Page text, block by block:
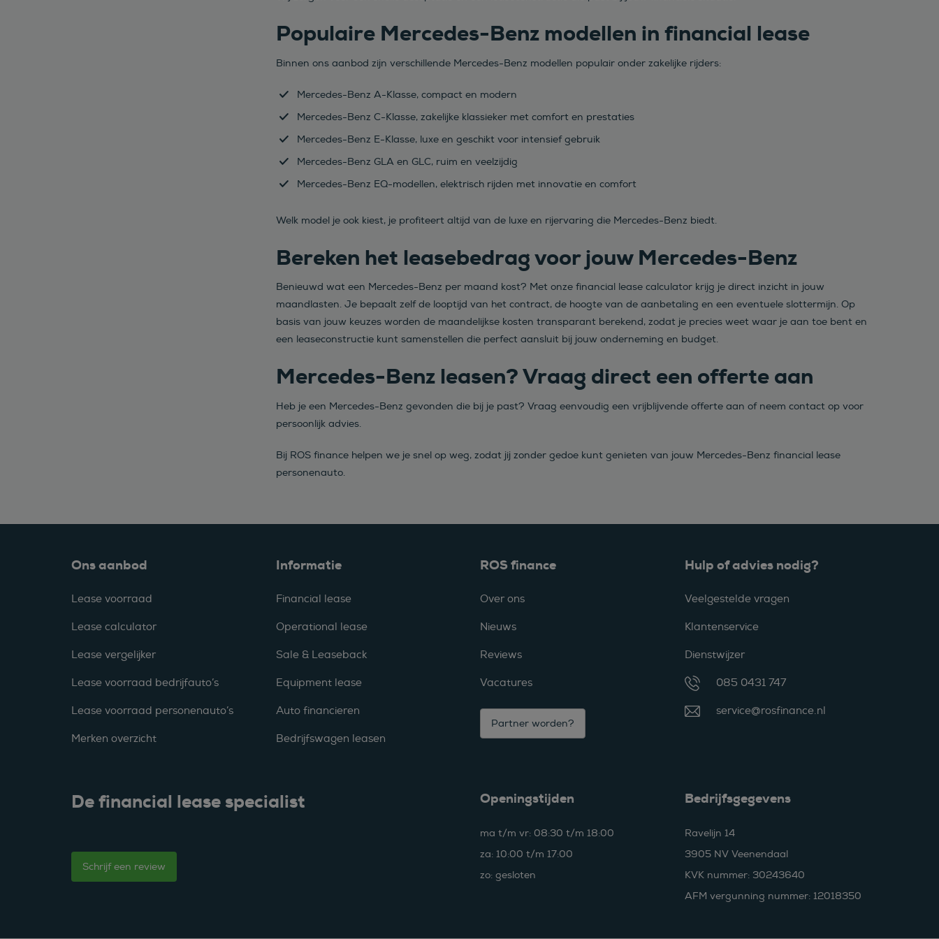
Populaire Mercedes-Benz modellen in financial lease
Binnen ons aanbod zijn verschillende Mercedes-Benz modellen populair onder zakelijke rijders:
Mercedes-Benz A-Klasse, compact en modern
Mercedes-Benz C-Klasse, zakelijke klassieker met comfort en prestaties
Mercedes-Benz E-Klasse, luxe en geschikt voor intensief gebruik
Mercedes-Benz GLA en GLC, ruim en veelzijdig
Mercedes-Benz EQ-modellen, elektrisch rijden met innovatie en comfort
Welk model je ook kiest, je profiteert altijd van de luxe en rijervaring die Mercedes-Benz biedt.
Bereken het leasebedrag voor jouw Mercedes-Benz
Benieuwd wat een Mercedes-Benz per maand kost? Met onze financial lease calculator krijg je direct inzicht in jouw
maandlasten. Je bepaalt zelf de looptijd van het contract, de hoogte van de aanbetaling en een eventuele slottermijn. Op
basis van jouw keuzes worden de maandelijkse kosten transparant berekend, zodat je precies weet waar je aan toe bent en
een leaseconstructie kunt samenstellen die perfect aansluit bij jouw onderneming en budget.
Mercedes-Benz leasen? Vraag direct een offerte aan
Heb je een Mercedes-Benz gevonden die bij je past? Vraag eenvoudig een vrijblijvende offerte aan of neem contact op voor
persoonlijk advies.
Bij ROS finance helpen we je snel op weg, zodat jij zonder gedoe kunt genieten van jouw Mercedes-Benz financial lease
personenauto.
Ons aanbod
Lease voorraad
Lease calculator
Lease vergelijker
Lease voorraad bedrijfauto’s
Lease voorraad personenauto’s
Merken overzicht
Informatie
Financial lease
Operational lease
Sale & Leaseback
Equipment lease
Auto financieren
Bedrijfswagen leasen
ROS finance
Over ons
Nieuws
Reviews
Vacatures
Partner worden?
Hulp of advies nodig?
Veelgestelde vragen
Klantenservice
Dienstwijzer
085 0431 747
service@rosfinance.nl
De financial lease specialist
Schrijf een review
Openingstijden
ma t/m vr: 08:30 t/m 18:00
za: 10:00 t/m 17:00
zo: gesloten
Bedrijfsgegevens
Ravelijn 14
3905 NV Veenendaal
KVK nummer: 30243640
AFM vergunning nummer: 12018350